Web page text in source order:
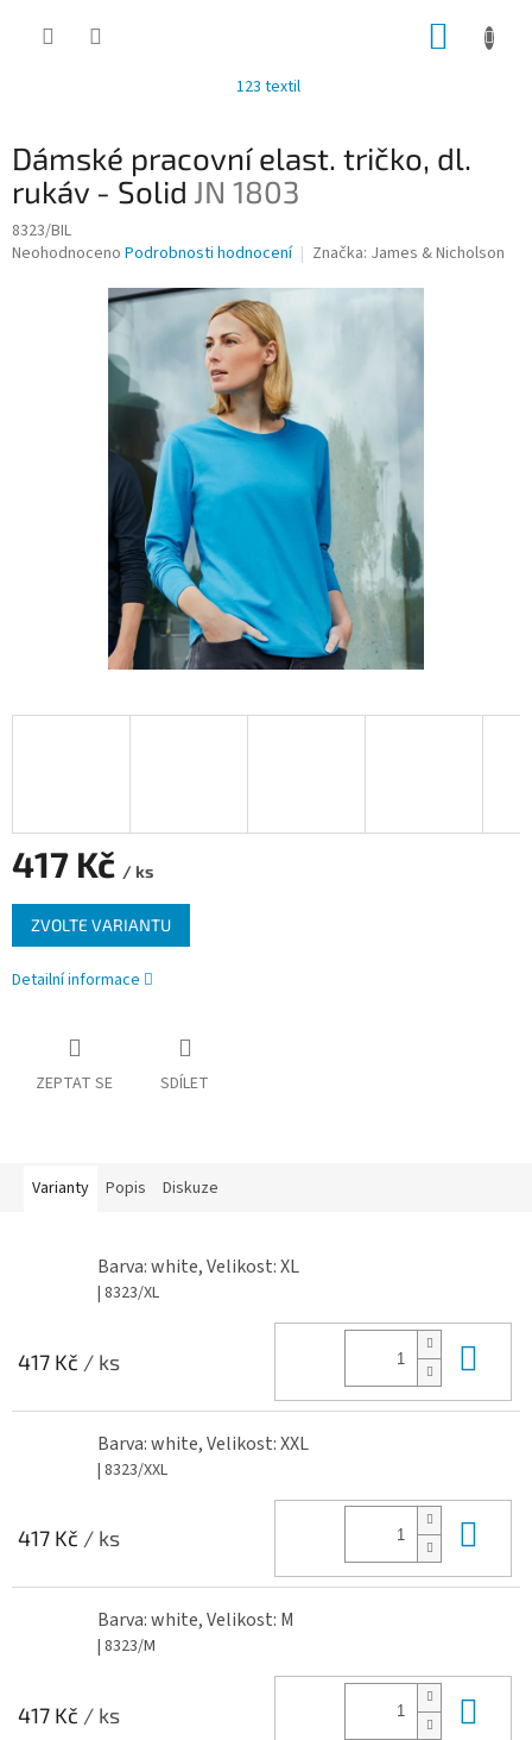
123 textil
Dámské pracovní elast. tričko, dl.
rukáv - Solid JN 1803
8323/BIL
Průměrné
Neohodnoceno Podrobnosti hodnocení Značka: James & Nicholson
417 Kč / ks
Měrná
cena:
ZVOLTE VARIANTU
Detailní informace
ZEPTAT SE SDÍLET
Varianty Popis Diskuze
Barva: white, Velikost: XL
| 8323/XL
417 Kč / ks
Barva: white, Velikost: XXL
| 8323/XXL
417 Kč / ks
Barva: white, Velikost: M
| 8323/M
417 Kč / ks